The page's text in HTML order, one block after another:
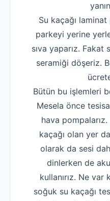
Su kaçağı
parkeyi yerine
sıva yaparız. Fakat
seramiği döşeriz.
Bütün bu işlemleri
Mesela önce
hava
kaçağı olan yer
olarak da sesi
dinlerken de
kullanırız. Ne
soğuk su kaçağı